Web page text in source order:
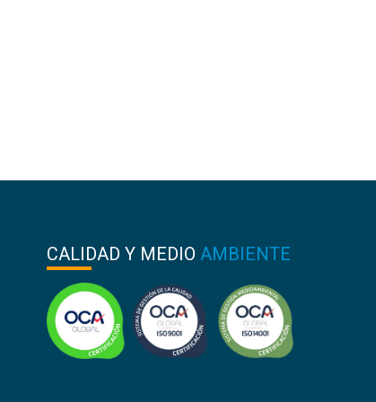
CALIDAD Y MEDIO AMBIENTE